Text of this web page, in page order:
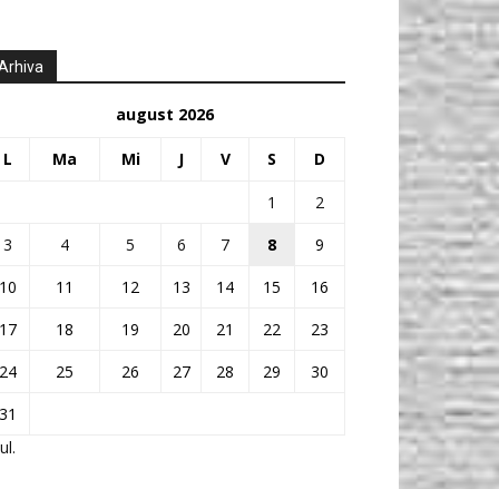
august 2026
L Ma Mi J V S D
1
2
3
4 5 6 7 8
9
11 12 13 14 15
16
18 19 20 21 22
23
25 26 27 28 29
30